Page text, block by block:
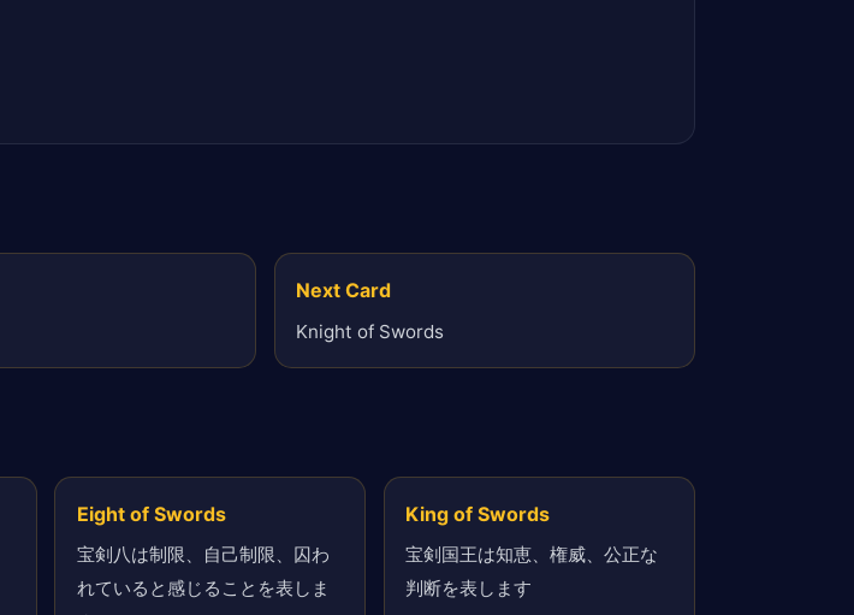
Next Card
Knight of Swords
Eight of Swords
宝剣八は制限、自己制限、囚わ
れていると感じることを表しま
King of Swords
宝剣国王は知恵、権威、公正な
判断を表します